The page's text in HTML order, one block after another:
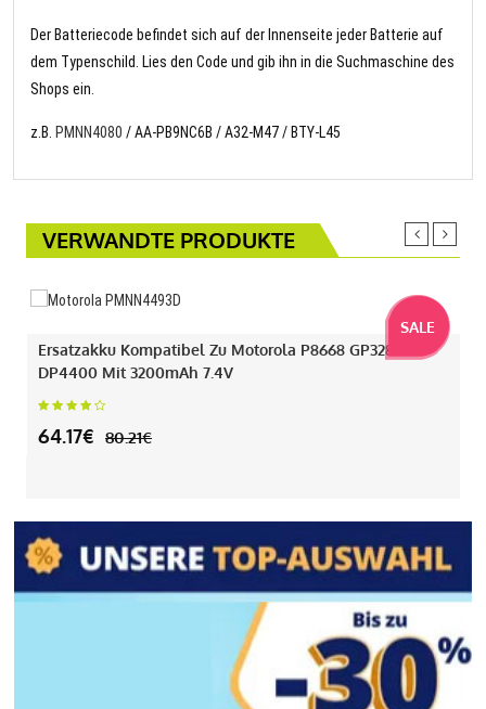
Der Batteriecode befindet sich auf der Innenseite jeder Batterie auf
dem Typenschild. Lies den Code und gib ihn in die Suchmaschine des
Shops ein.
z.B. PMNN4080 / AA-PB9NC6B / A32-M47 / BTY-L45
VERWANDTE PRODUKTE
SALE
Ersatzakku Kompatibel Zu Motorola P8668 GP328D+
DP4400 Mit 3200mAh 7.4V
64.17€ 80.21€